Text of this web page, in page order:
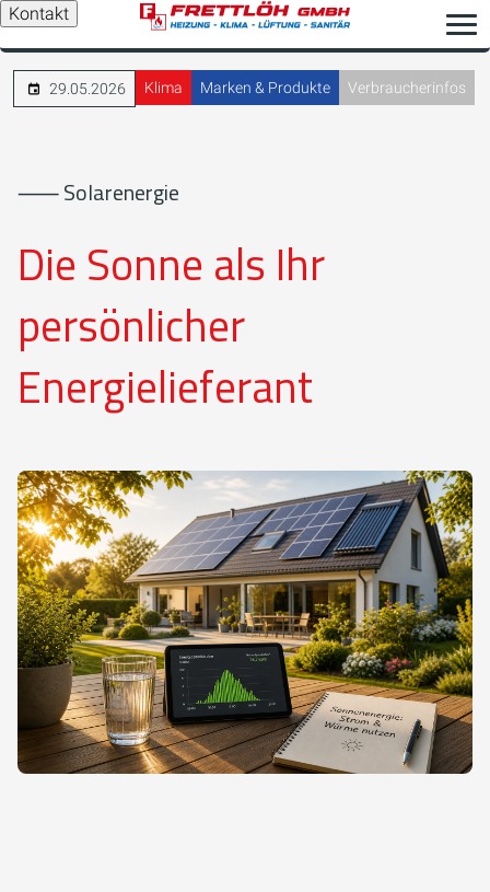
Kontakt
29.05.2026 Klima Marken & Produkte Verbraucherinfos
⸺ Solarenergie
Die Sonne als Ihr
persönlicher
Energielieferant